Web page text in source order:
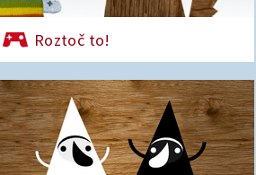
Roztoč to!